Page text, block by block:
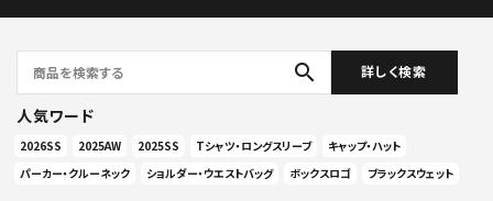
search 詳しく検索
人気ワード
2026SS 2025AW 2025SS Tシャツ・ロングスリーブ
キャップ・ハット
パーカー・クルーネック
ショルダー・ウエストバッグ ボックスロゴ ブラックスウェット